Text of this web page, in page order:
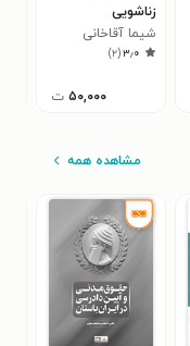
زناشویی
شیما آقاخانی
۳٫۰(۲)
۵۰,۰۰۰ ت
مشاهده همه